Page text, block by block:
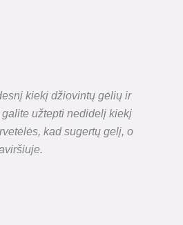
kiekį džiovintų gėlių ir
užtepti nedidelį kiekį
kad sugertų gelį, o